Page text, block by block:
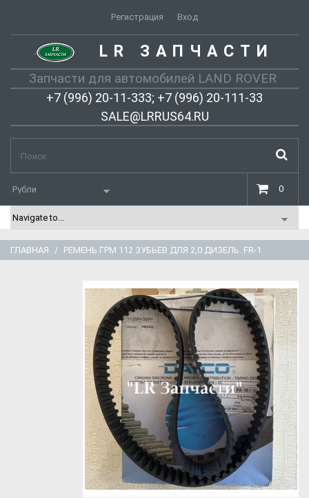
Регистрация Вход
- LR ЗАПЧАСТИ
Запчасти для автомобилей LAND ROVER
+7 (996) 20-11-333; +7 (996) 20-111-33
SALE@LRRUS64.RU
0
ГЛАВНАЯ РЕМЕНЬ ГРМ 112 ЗУБЬЕВ ДЛЯ 2,0 ДИЗЕЛЬ. FR-1